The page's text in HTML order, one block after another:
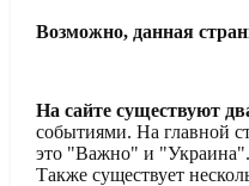
Возможно, данная
На сайте существуют
событиями. На главной
это "Важно" и "Украина".
Также существует